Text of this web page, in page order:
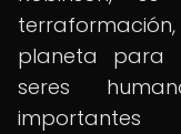
planeta para
seres